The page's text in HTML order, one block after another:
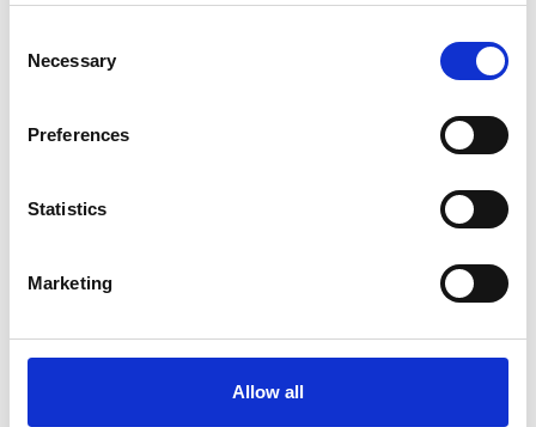
Selection
Necessary
Preferences
Statistics
Marketing
Allow all
15
JSI ČLENEM?